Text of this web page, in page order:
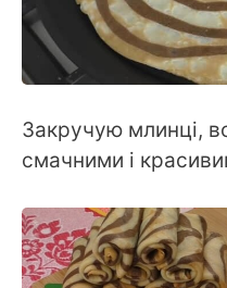
Закручую млинці,
смачними і